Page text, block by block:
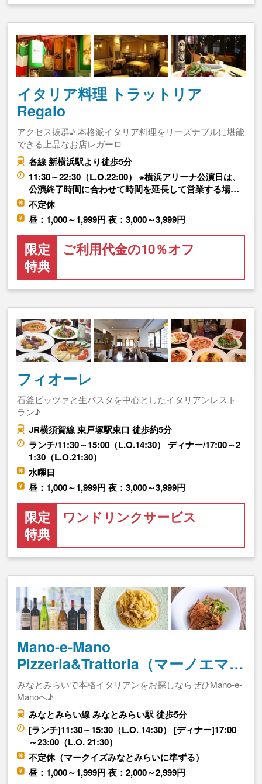
イタリア料理 トラットリア
Regalo
アクセス抜群♪ 本格派イタリア料理をリーズナブルに堪能
できる上品なお店レガーロ
各線 新横浜駅より徒歩5分
11:30～22:30（L.O.22:00） ※横浜アリーナ公演日は、
公演終了時間に合わせて時間を延長して営業する場…
不定休
昼：1,000～1,999円 夜：3,000～3,999円
限定
特典
ご利用代金の10％オフ
フィオーレ
石釜ピッツァと生パスタを中心としたイタリアンレスト
ラン♪
JR横須賀線 東戸塚駅東口 徒歩約5分
ランチ/11:30～15:00（L.O.14:30） ディナー/17:00～2
1:30（L.O.21:30）
水曜日
昼：1,000～1,999円 夜：3,000～3,999円
限定
特典
ワンドリンクサービス
Mano-e-Mano
Pizzeria&Trattoria（マーノエマ…
みなとみらいで本格イタリアンをお探しならぜひMano-e-
Manoへ♪
みなとみらい線 みなとみらい駅 徒歩5分
[ランチ]11:30～15:30（L.O. 14:30） [ディナー]17:00
～23:00（L.O. 21:30）
不定休（マークイズみなとみらいに準ずる）
昼：1,000～1,999円 夜：2,000～2,999円